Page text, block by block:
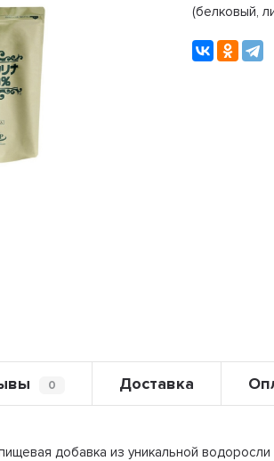
(белковый,
0 Доставка
добавка из уникальной